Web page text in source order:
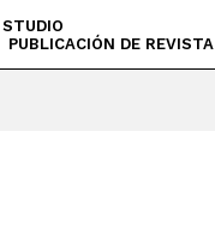
STUDIO
PUBLICACIÓN DE REVISTA